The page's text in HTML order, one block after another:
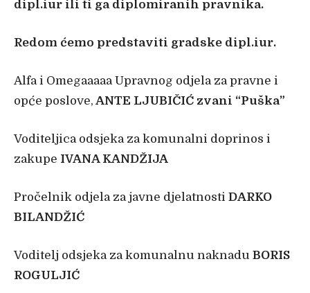
dipl.iur ili ti ga diplomiranih pravnika.
Redom ćemo predstaviti gradske dipl.iur.
Alfa i Omegaaaaa Upravnog odjela za pravne i
opće poslove, ANTE LJUBIČIĆ zvani “Puška”
Voditeljica odsjeka za komunalni doprinos i
zakupe IVANA KANDŽIJA
Pročelnik odjela za javne djelatnosti DARKO
BILANDŽIĆ
Voditelj odsjeka za komunalnu naknadu BORIS
ROGULJIĆ